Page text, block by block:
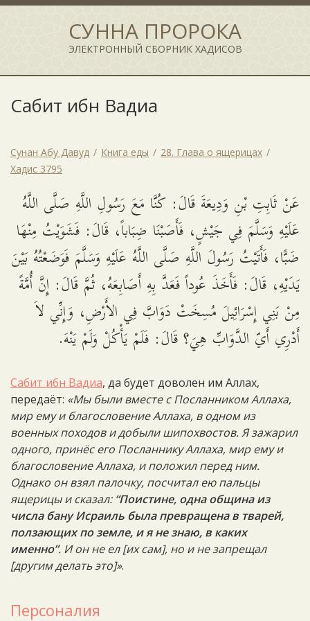
СУННА ПРОРОКА
ЭЛЕКТРОННЫЙ СБОРНИК ХАДИСОВ
Сабит ибн Вадиа
Сунан Абу Давуд Книга еды
28. Глава о ящерицах
Хадис 3795
عَنْ ثَابِتِ بْنِ وَدِيعَةَ قَالَ: كُنَّا مَعَ رَسُولِ اللَّهِ صَلَّى اللَّهُ
عَلَيْهِ وَسَلَّمَ فِي جَيْشٍ، فَأَصَبْنَا ضِبَاباً، قَالَ: فَشَوَيْتُ مِنْهَا
ضَبًّا، فَأَتَيْتُ رَسُولَ اللَّهِ صَلَّى اللَّهُ عَلَيْهِ وَسَلَّمَ فَوَضَعْتُهُ بَيْنَ
يَدَيْهِ، قَالَ: فَأَخَذَ عُوداً فَعَدَّ بِهِ أَصَابِعَهُ، ثُمَّ قَالَ: إِنَّ أُمَّةً
مِنْ بَنِي إِسْرَائِيلَ مُسِخَتْ دَوَابَّ فِي الأَرْضِ، وَإِنِّي لاَ
أَدْرِي أَيّ الدَّوَابِّ هِيَ؟ قَالَ: فَلَمْ يَأْكُلْ وَلَمْ يَنْهَ.
Сабит ибн Вадиа, да будет доволен им Аллах,
передаёт: «Мы были вместе с Посланником Аллаха,
мир ему и благословение Аллаха, в одном из
военных походов и добыли шипохвостов. Я зажарил
одного, принёс его Посланнику Аллаха, мир ему и
благословение Аллаха, и положил перед ним.
Однако он взял палочку, посчитал ею пальцы
ящерицы и сказал: “Поистине, одна община из
числа бану Исраиль была превращена в тварей,
ползающих по земле, и я не знаю, в каких
именно”. И он не ел [их сам], но и не запрещал
[другим делать это]».
Персоналия